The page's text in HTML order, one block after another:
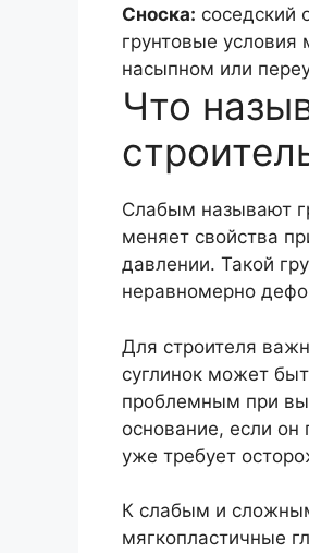
Сноска: соседский
грунтовые условия
насыпном или
Что
Слабым называют
меняет свойства
давлении. Такой
неравномерно
Для строителя
суглинок может
проблемным при
основание, если
уже требует
К слабым и
мягкопластичные